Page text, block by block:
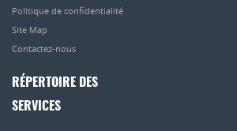
Politique de confidentialité
Site Map
Contactez-nous
RÉPERTOIRE DES
SERVICES